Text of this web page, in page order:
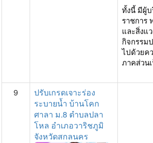
ทั้งนี้ มีผู้
ราชการ
และสิ่งแ
กิจกรรม
ไปด้วยค
ภาคส่วน
9
ปรับเกรดเจาะร่อง
ระบายน้ำ บ้านโคก
ศาลา ม.8 ตำบลปลา
โหล อำเภอวาริชภูมิ
จังหวัดสกลนคร